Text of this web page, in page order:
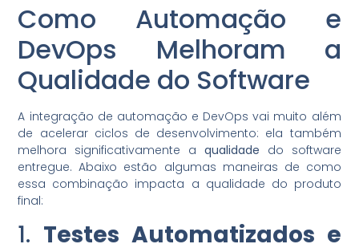
Como Automação e
DevOps Melhoram a
Qualidade do Software
A integração de automação e DevOps vai muito além
de acelerar ciclos de desenvolvimento: ela também
melhora significativamente a qualidade do software
entregue. Abaixo estão algumas maneiras de como
essa combinação impacta a qualidade do produto
final:
1. Testes Automatizados e